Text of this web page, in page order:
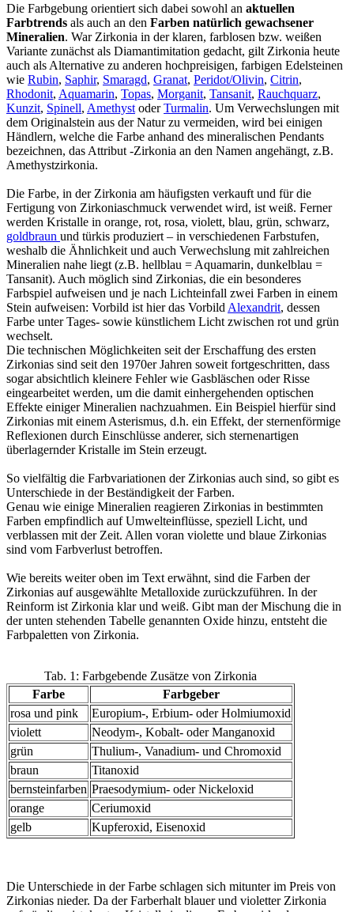
Die Farbgebung orientiert sich dabei sowohl an aktuellen
Farbtrends als auch an den Farben natürlich gewachsener
Mineralien. War Zirkonia in der klaren, farblosen bzw. weißen
Variante zunächst als Diamantimitation gedacht, gilt Zirkonia heute
auch als Alternative zu anderen hochpreisigen, farbigen Edelsteinen
wie Rubin, Saphir, Smaragd, Granat, Peridot/Olivin, Citrin,
Rhodonit, Aquamarin, Topas, Morganit, Tansanit, Rauchquarz,
Kunzit, Spinell, Amethyst oderTurmalin. Um Verwechslungen mit
dem Originalstein aus der Natur zu vermeiden, wird bei einigen
Händlern, welche die Farbe anhand des mineralischen Pendants
bezeichnen, das Attribut -Zirkonia an den Namen angehängt, z.B.
Amethystzirkonia.
Die Farbe, in der Zirkonia am häufigsten verkauft und für die
Fertigung von Zirkoniaschmuck verwendet wird, ist weiß. Ferner
werden Kristalle in orange, rot, rosa, violett, blau, grün, schwarz,
goldbraun und türkis produziert – in verschiedenen Farbstufen,
weshalb die Ähnlichkeit und auch Verwechslung mit zahlreichen
Mineralien nahe liegt (z.B. hellblau = Aquamarin, dunkelblau =
Tansanit). Auch möglich sind Zirkonias, die ein besonderes
Farbspiel aufweisen und je nach Lichteinfall zwei Farben in einem
Stein aufweisen: Vorbild ist hier das Vorbild Alexandrit, dessen
Farbe unter Tages- sowie künstlichem Licht zwischen rot und grün
wechselt.
Die technischen Möglichkeiten seit der Erschaffung des ersten
Zirkonias sind seit den 1970er Jahren soweit fortgeschritten, dass
sogar absichtlich kleinere Fehler wie Gasbläschen oder Risse
eingearbeitet werden, um die damit einhergehenden optischen
Effekte einiger Mineralien nachzuahmen. Ein Beispiel hierfür sind
Zirkonias mit einem Asterismus, d.h. ein Effekt, der sternenförmige
Reflexionen durch Einschlüsse anderer, sich sternenartigen
überlagernder Kristalle im Stein erzeugt.
So vielfältig die Farbvariationen der Zirkonias auch sind, so gibt es
Unterschiede in der Beständigkeit der Farben.
Genau wie einige Mineralien reagieren Zirkonias in bestimmten
Farben empfindlich auf Umwelteinflüsse, speziell Licht, und
verblassen mit der Zeit. Allen voran violette und blaue Zirkonias
sind vom Farbverlust betroffen.
Wie bereits weiter oben im Text erwähnt, sind die Farben der
Zirkonias auf ausgewählte Metalloxide zurückzuführen. In der
Reinform ist Zirkonia klar und weiß. Gibt man der Mischung die in
der unten stehenden Tabelle genannten Oxide hinzu, entsteht die
Farbpaletten von Zirkonia.
Tab. 1: Farbgebende Zusätze von Zirkonia
Farbe
Farbgeber
rosa und pink
Europium-, Erbium- oder Holmiumoxid
violett
Neodym-, Kobalt- oder Manganoxid
grün
Thulium-, Vanadium- und Chromoxid
braun
Titanoxid
bernsteinfarben Praesodymium- oder Nickeloxid
orange
Ceriumoxid
gelb
Kupferoxid, Eisenoxid
Die Unterschiede in der Farbe schlagen sich mitunter im Preis von
Zirkonias nieder. Da der Farberhalt blauer und violetter Zirkonia